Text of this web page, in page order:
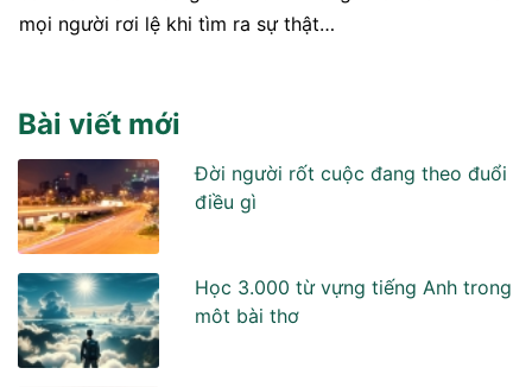
mọi người rơi lệ khi tìm ra sự thật…
Bài viết mới
Đời người rốt cuộc đang theo đuổi
điều gì
Học 3.000 từ vựng tiếng Anh trong
môt bài thơ